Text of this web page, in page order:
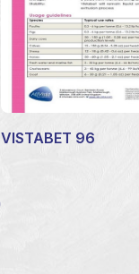
VISTABET 96